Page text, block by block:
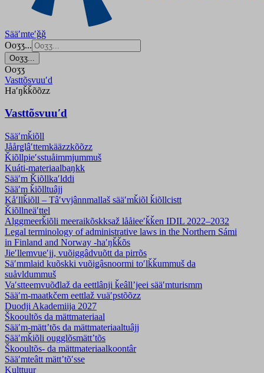
Sääʹmteʹǧǧ
Ooʒʒ...
Ooʒʒ...
Ooʒʒ
Vasttõsvuuʹd
Haʹŋǩǩõõzz
Vasttõsvuuʹd
Sääʹmǩiõll
Jåårǥlâʹttemkääzzkõõzz
Ǩiõllpieʹss­tuåimmjummuš
Kuáti-materiaalbaŋkk
Sääʹm Ǩiõllkaʹlddi
Sääʹm ǩiõlltuâjj
Kåʹllǩiõll – Tâʹvvjânnmallaš sääʹmǩiõl ǩiõllcistt
Ǩiõllneäʹttel
Alggmeerǩiõli meeraikõskksaž lååieeʹǩǩen IDIL 2022–2032
Legal terminology of administrative laws in the Northern Sámi
in Finland and Norway -haʹŋǩǩõs
Jieʹllemvueʹjj, vuõiggâdvuõtt da pirrõs
Säʹmmlaid kuõskki vuõiǥâsnoormi toʹlǩǩummuš da
suåvldummuš
Vaʹstteemvuõđlaž da eettlânji ǩeâllʼjeei sääʹmturismm
Sääʹm-maatkčem eettlaž vuäʹpstõõzz
Duodji Akademiija 2027
Škooultõs da mättmateriaal
Sääʹm-mättʼtõs da mättmateriaaltuâjj
Sääʹmǩiõli ougglõsmättʼtõs
Škooultõs- da mättmateriaalkoontâr
Sääʹmteâtt mättʼtõʹsse
Kulttuur